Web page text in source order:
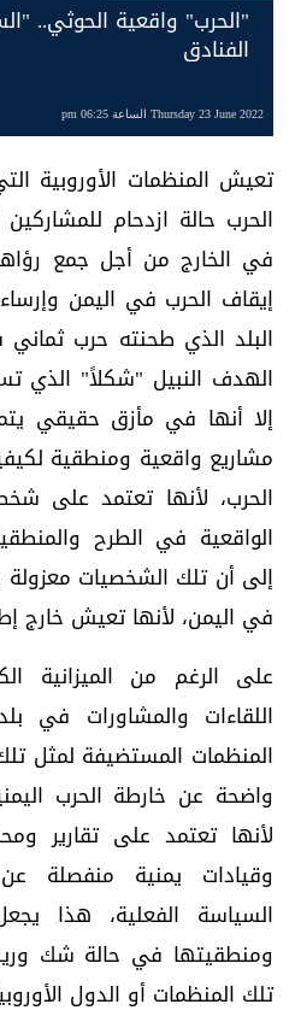
"الحرب" واقعية الحوثي..
الفنادق
Thursday 23 June 2022 الساعة 06:25 pm
تعيش المنظمات الأوروبية
الحرب حالة ازدحام
في الخارج من أجل جمع
إيقاف الحرب في اليمن
البلد الذي طحنته حرب
الهدف النبيل "شكلاً" الذي
إلا أنها في مأزق حقيقي
مشاريع واقعية ومنطقية
الحرب، لأنها تعتمد على
الواقعية في الطرح
إلى أن تلك الشخصيات معزولة
في اليمن، لأنها تعيش خارج
على الرغم من الميزانية
اللقاءات والمشاورات في
المنظمات المستضيفة لمثل
واضحة عن خارطة الحرب
لأنها تعتمد على تقارير
وقيادات يمنية منفصلة
السياسة الفعلية، هذا
ومنطقيتها في حالة شك
تلك المنظمات أو الدول